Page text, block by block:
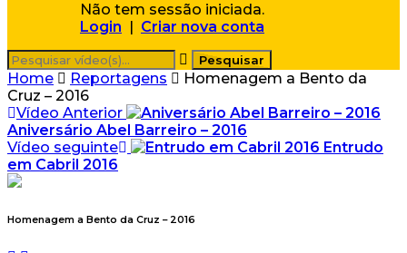
Não tem sessão iniciada.
Login
Criar nova conta
Home Reportagens
Homenagem a Bento da
Cruz – 2016
Vídeo Anterior
Aniversário Abel Barreiro – 2016
Vídeo seguinte
Entrudo
em Cabril 2016
Homenagem a Bento da Cruz – 2016